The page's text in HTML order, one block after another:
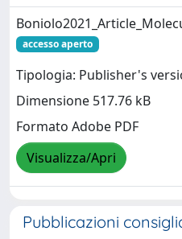
accesso aperto
Tipologia: Publisher's
Dimensione 517.76 kB
Formato Adobe PDF
Visualizza/Apri
Pubblicazioni